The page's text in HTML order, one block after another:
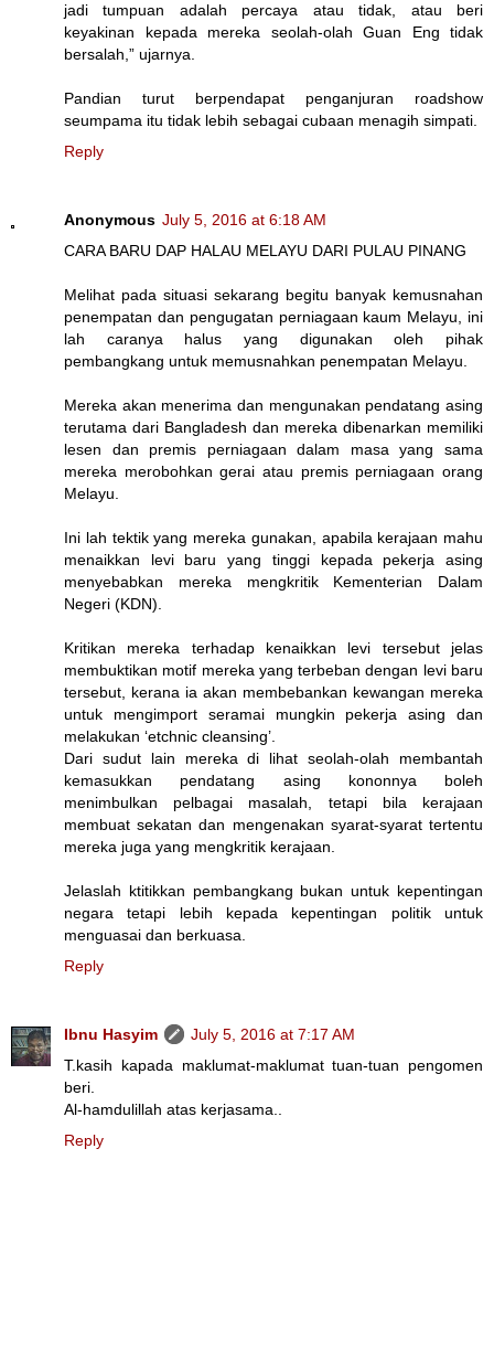
jadi tumpuan adalah percaya atau tidak, atau beri
keyakinan kepada mereka seolah-olah Guan Eng tidak
bersalah,” ujarnya.
Pandian turut berpendapat penganjuran roadshow
seumpama itu tidak lebih sebagai cubaan menagih simpati.
Reply
Anonymous July 5, 2016 at 6:18 AM
CARA BARU DAP HALAU MELAYU DARI PULAU PINANG
Melihat pada situasi sekarang begitu banyak kemusnahan
penempatan dan pengugatan perniagaan kaum Melayu, ini
lah caranya halus yang digunakan oleh pihak
pembangkang untuk memusnahkan penempatan Melayu.
Mereka akan menerima dan mengunakan pendatang asing
terutama dari Bangladesh dan mereka dibenarkan memiliki
lesen dan premis perniagaan dalam masa yang sama
mereka merobohkan gerai atau premis perniagaan orang
Melayu.
Ini lah tektik yang mereka gunakan, apabila kerajaan mahu
menaikkan levi baru yang tinggi kepada pekerja asing
menyebabkan mereka mengkritik Kementerian Dalam
Negeri (KDN).
Kritikan mereka terhadap kenaikkan levi tersebut jelas
membuktikan motif mereka yang terbeban dengan levi baru
tersebut, kerana ia akan membebankan kewangan mereka
untuk mengimport seramai mungkin pekerja asing dan
melakukan ‘etchnic cleansing’.
Dari sudut lain mereka di lihat seolah-olah membantah
kemasukkan pendatang asing kononnya boleh
menimbulkan pelbagai masalah, tetapi bila kerajaan
membuat sekatan dan mengenakan syarat-syarat tertentu
mereka juga yang mengkritik kerajaan.
Jelaslah ktitikkan pembangkang bukan untuk kepentingan
negara tetapi lebih kepada kepentingan politik untuk
menguasai dan berkuasa.
Reply
Ibnu Hasyim
July 5, 2016 at 7:17 AM
T.kasih kapada maklumat-maklumat tuan-tuan pengomen
beri.
Al-hamdulillah atas kerjasama..
Reply